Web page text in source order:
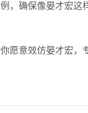
，确保像晏才宏这
愿意效仿晏才宏，